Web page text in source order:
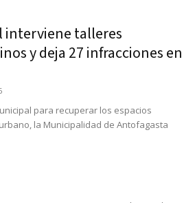
interviene talleres
y deja 27 infracciones en
para recuperar los espacios
la Municipalidad de Antofagasta